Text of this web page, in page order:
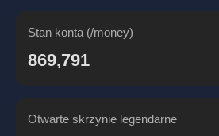
Stan konta (/money)
869,791
Otwarte skrzynie legendarne